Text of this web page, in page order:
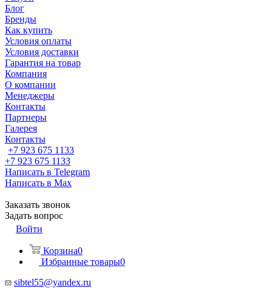
Блог
Бренды
Как купить
Условия оплаты
Условия доставки
Гарантия на товар
Компания
О компании
Менеджеры
Контакты
Партнеры
Галерея
Контакты
+7 923 675 1133
+7 923 675 1133
Написать в Telegram
Написать в Max
Заказать звонок
Задать вопрос
Войти
Корзина0
Избранные товары0
sibtel55@yandex.ru